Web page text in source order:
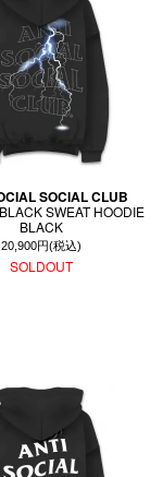
SOCIAL CLUB
SWEAT HOODIE
BLACK
20,900円(税込)
SOLDOUT